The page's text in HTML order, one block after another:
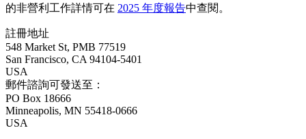
的非營利工作詳情可在 2025 年度報告中查閱。
註冊地址
548 Market St, PMB 77519
San Francisco, CA 94104-5401
USA
郵件諮詢可發送至：
PO Box 18666
Minneapolis, MN 55418-0666
USA